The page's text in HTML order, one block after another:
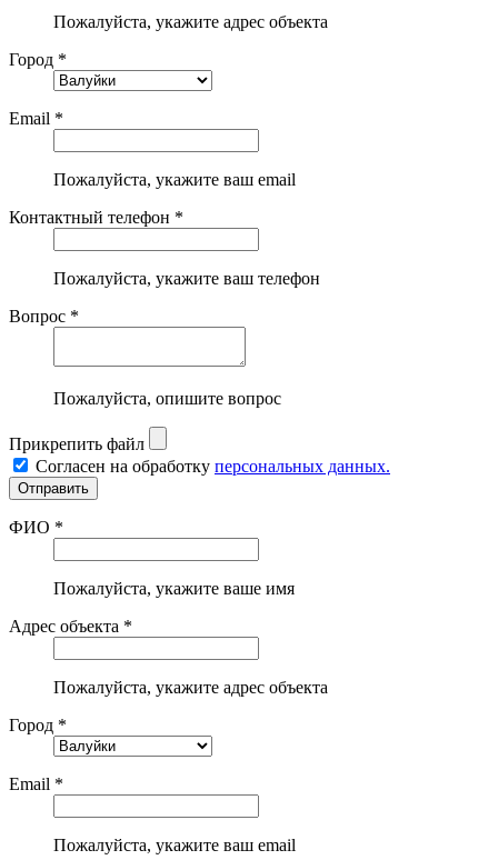
Пожалуйста, укажите адрес объекта
Город *
Email *
Пожалуйста, укажите ваш email
Контактный телефон *
Пожалуйста, укажите ваш телефон
Вопрос *
Пожалуйста, опишите вопрос
Прикрепить файл
Согласен на обработку персональных данных.
ФИО *
Пожалуйста, укажите ваше имя
Адрес объекта *
Пожалуйста, укажите адрес объекта
Город *
Email *
Пожалуйста, укажите ваш email